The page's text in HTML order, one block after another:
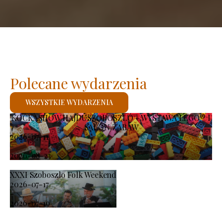
KOCKASHOW HAJDÚSZOBOSZLÓ – WYSTAWA LEGO® I
SALON ZABAW
2026-07-11
-
2026-08-23
XXXI Szoboszlo Folk Weekend
2026-07-17
-
2026-07-19
Polecane wydarzenia
WSZYSTKIE WYDARZENIA